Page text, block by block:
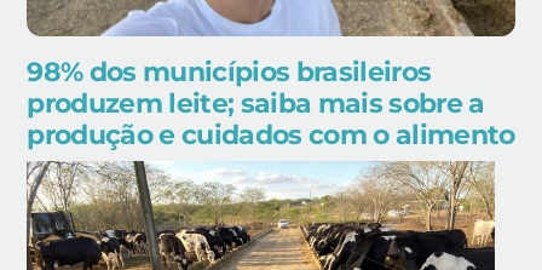
98% dos municípios brasileiros
produzem leite; saiba mais sobre a
produção e cuidados com o alimento